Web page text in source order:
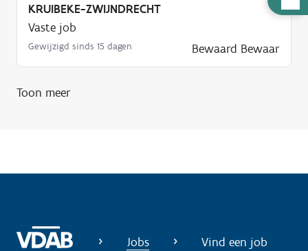
u
p
KRUIBEKE-ZWIJNDRECHT
Vaste job
Gewijzigd sinds 15 dagen Bewaard Bewaar
Toon meer
Jobs Vind een job